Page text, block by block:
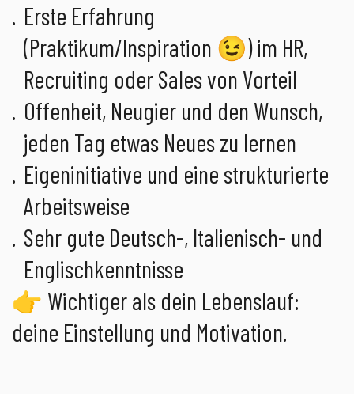
Erste Erfahrung
(Praktikum/Inspiration 😉) im HR,
Recruiting oder Sales von Vorteil
Offenheit, Neugier und den Wunsch,
jeden Tag etwas Neues zu lernen
Eigeninitiative und eine strukturierte
Arbeitsweise
Sehr gute Deutsch-, Italienisch- und
Englischkenntnisse
👉 Wichtiger als dein Lebenslauf:
deine Einstellung und Motivation.